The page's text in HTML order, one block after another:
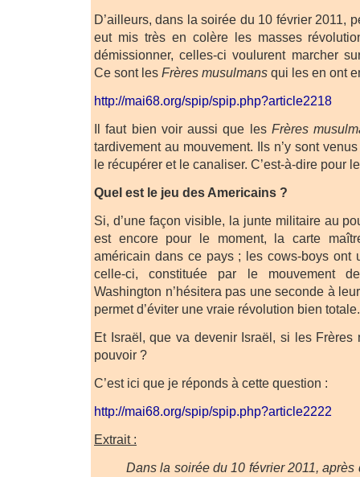
D’ailleurs, dans la soirée du 10 février 2011,
eut mis très en colère les masses
démissionner, celles-ci voulurent marcher
Ce sont les Frères musulmans qui les en ont
http://mai68.org/spip/spip.php?article2218
Il faut bien voir aussi que lesFrères
tardivement au mouvement. Ils n’y sont
le récupérer et le canaliser. C’est-à-dire pour
Quel est le jeu des Americains ?
Si, d’une façon visible, la junte militaire au
est encore pour le moment, la carte
américain dans ce pays ; les cows-boys ont
celle-ci, constituée par le mouvement
Washington n’hésitera pas une seconde à
permet d’éviter une vraie révolution bien totale.
Et Israël, que va devenir Israël, si les Frères
pouvoir ?
C’est ici que je réponds à cette question :
http://mai68.org/spip/spip.php?article2222
Extrait :
Dans la soirée du 10 février 2011, après